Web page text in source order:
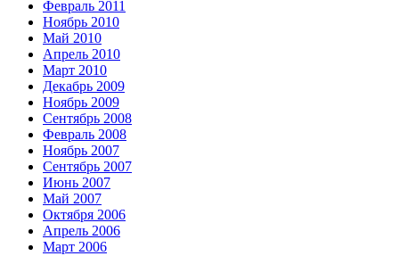
Февраль 2011
Ноябрь 2010
Май 2010
Апрель 2010
Март 2010
Декабрь 2009
Ноябрь 2009
Сентябрь 2008
Февраль 2008
Ноябрь 2007
Сентябрь 2007
Июнь 2007
Май 2007
Октября 2006
Апрель 2006
Март 2006